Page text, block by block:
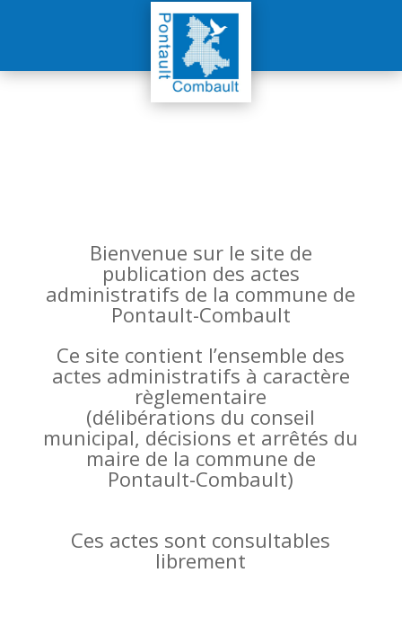
Bienvenue sur le site de
publication des actes
administratifs de la commune de
Pontault-Combault
Ce site contient l’ensemble des
actes administratifs à caractère
règlementaire
(délibérations du conseil
municipal, décisions et arrêtés du
maire de la commune de
Pontault-Combault)
Ces actes sont consultables
librement